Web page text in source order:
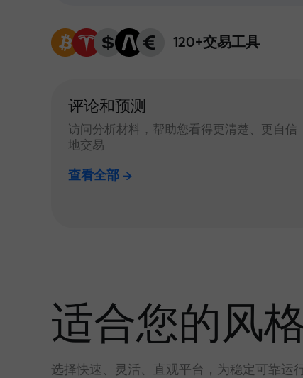
120+交易工具
评论和预测
访问分析材料，帮助您看得更清楚、更自信
地交易
查看全部
适合您的风
选择快速、灵活、直观平台，为稳定可靠运